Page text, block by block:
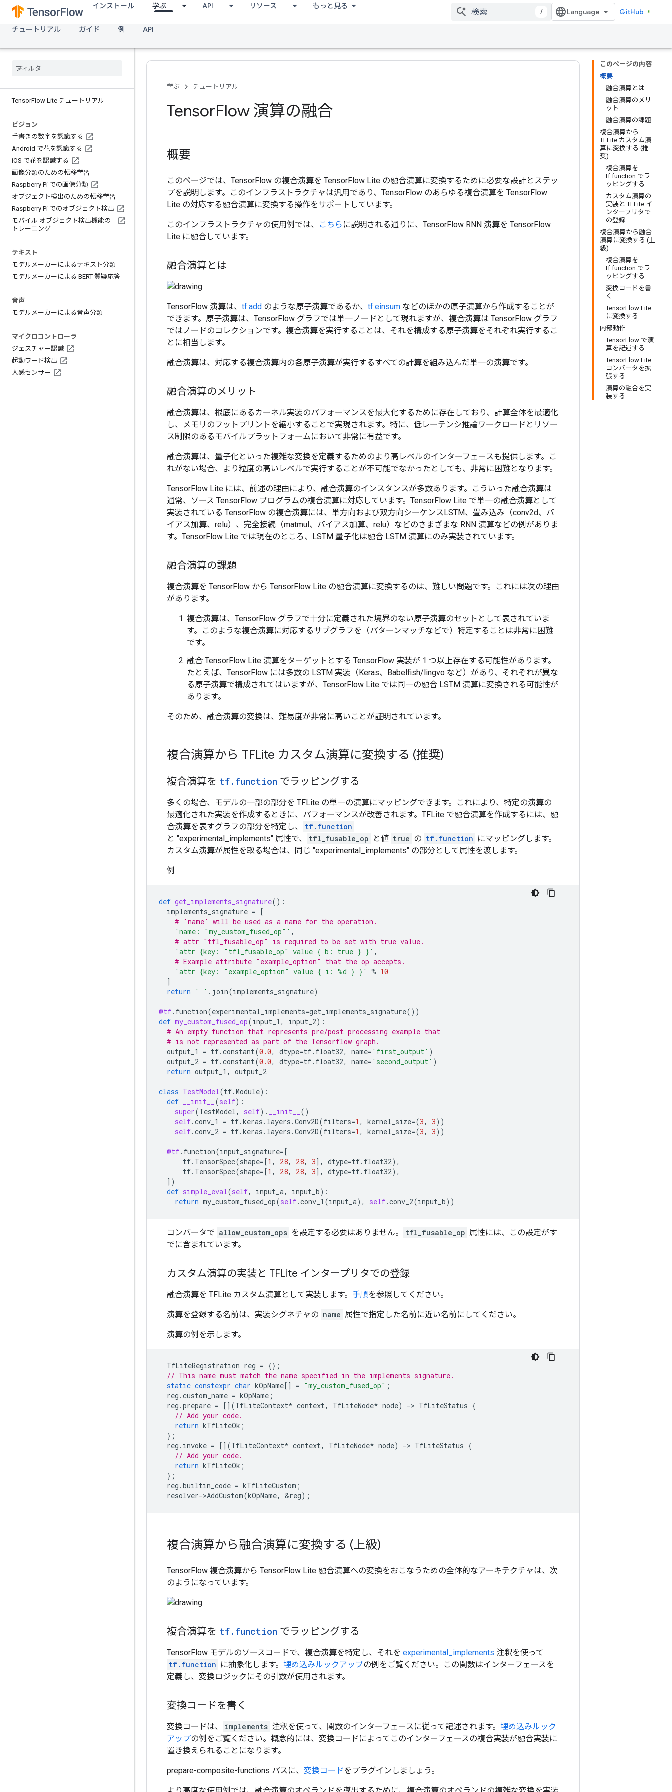
インストール 学ぶ API リソース もっと見る
/
GitHub
チュートリアル
ガイド 例 API
TensorFlow Lite チュートリアル
ビジョン
手書きの数字を認識する
Android で花を認識する
iOS で花を認識する
画像分類のための転移学習
Raspberry Pi での画像分類
オブジェクト検出のための転移学習
Raspberry Pi でのオブジェクト検出
モバイル オブジェクト検出機能の
トレーニング
テキスト
モデルメーカーによるテキスト分類
モデルメーカーによる BERT 質疑応答
音声
モデルメーカーによる音声分類
マイクロコントローラ
ジェスチャー認識
起動ワード検出
人感センサー
このページの内容
概要
融合演算とは
融合演算のメリ
ット
融合演算の課題
複合演算から
TFLite カスタム演
算に変換する (推
奨)
複合演算を
tf.function でラ
ッピングする
カスタム演算の
実装と TFLite イ
ンタープリタで
の登録
複合演算から融合
演算に変換する (上
級)
複合演算を
tf.function でラ
ッピングする
変換コードを書
く
TensorFlow Lite
に変換する
内部動作
TensorFlow で演
算を記述する
TensorFlow Lite
コンバータを拡
張する
演算の融合を実
装する
学ぶ チュートリアル
TensorFlow 演算の融合
概要
このページでは、TensorFlow の複合演算を TensorFlow Lite の融合演算に変換するために必要な設計とステッ
プを説明します。このインフラストラクチャは汎用であり、TensorFlow のあらゆる複合演算を TensorFlow
Lite の対応する融合演算に変換する操作をサポートしています。
このインフラストラクチャの使用例では、 こちら に説明される通りに、TensorFlow RNN 演算を TensorFlow
Lite に融合しています。
融合演算とは
TensorFlow 演算は、 tf.add のような原子演算であるか、 tf.einsum などのほかの原子演算から作成することが
できます。原子演算は、TensorFlow グラフでは単一ノードとして現れますが、複合演算は TensorFlow グラフ
ではノードのコレクションです。複合演算を実行することは、それを構成する原子演算をそれぞれ実行するこ
とに相当します。
融合演算は、対応する複合演算内の各原子演算が実行するすべての計算を組み込んだ単一の演算です。
融合演算のメリット
融合演算は、根底にあるカーネル実装のパフォーマンスを最大化するために存在しており、計算全体を最適化
し、メモリのフットプリントを縮小することで実現されます。特に、低レーテンシ推論ワークロードとリソー
ス制限のあるモバイルプラットフォームにおいて非常に有益です。
融合演算は、量子化といった複雑な変換を定義するためのより高レベルのインターフェースも提供します。こ
れがない場合、より粒度の高いレベルで実行することが不可能でなかったとしても、非常に困難となります。
TensorFlow Lite には、前述の理由により、融合演算のインスタンスが多数あります。こういった融合演算は
通常、ソース TensorFlow プログラムの複合演算に対応しています。TensorFlow Lite で単一の融合演算として
実装されている TensorFlow の複合演算には、単方向および双方向シーケンスLSTM、畳み込み（conv2d、バ
イアス加算、relu）、完全接続（matmul、バイアス加算、relu）などのさまざまな RNN 演算などの例がありま
す。TensorFlow Lite では現在のところ、LSTM 量子化は融合 LSTM 演算にのみ実装されています。
融合演算の課題
複合演算を TensorFlow から TensorFlow Lite の融合演算に変換するのは、難しい問題です。これには次の理由
があります。
複合演算は、TensorFlow グラフで十分に定義された境界のない原子演算のセットとして表されていま
す。このような複合演算に対応するサブグラフを（パターンマッチなどで）特定することは非常に困難
です。
融合 TensorFlow Lite 演算をターゲットとする TensorFlow 実装が 1 つ以上存在する可能性があります。
たとえば、TensorFlow には多数の LSTM 実装（Keras、Babelfish/lingvo など）があり、それぞれが異な
る原子演算で構成されてはいますが、TensorFlow Lite では同一の融合 LSTM 演算に変換される可能性が
あります。
そのため、融合演算の変換は、難易度が非常に高いことが証明されています。
複合演算から TFLite カスタム演算に変換する (推奨)
複合演算を tf. function でラッピングする
多くの場合、モデルの一部の部分を TFLite の単一の演算にマッピングできます。これにより、特定の演算の
最適化された実装を作成するときに、パフォーマンスが改善されます。TFLite で融合演算を作成するには、融
合演算を表すグラフの部分を特定し、
tf.function
と "experimental_implements" 属性で、
tfl_fusable_op と値 true の tf.function にマッピングします。
カスタム演算が属性を取る場合は、同じ "experimental_implements" の部分として属性を渡します。
例
def get_implements_signature():
implements_signature = [
# 'name' will be used as a name for the operation.
'name: "my_custom_fused_op"' ,
# attr "tfl_fusable_op" is required to be set with true value.
'attr {key: "tfl_fusable_op" value { b: true } }' ,
# Example attribute "example_option" that the op accepts.
'attr {key: "example_option" value { i: %d } }' % 10
]
return
' ' . join(implements_signature)
@tf. function(experimental_implements=get_implements_signature())
def my_custom_fused_op(input_1 , input_2):
# An empty function that represents pre/post processing example that
# is not represented as part of the Tensorflow graph.
output_1
= tf.constant(0.0, dtype=tf. float32, name= 'first_output' )
output_2 = tf.constant(0.0, dtype=tf. float32, name= 'second_output' )
return output_1 , output_2
class TestModel(tf.Module):
def
__init__ (self):
super(TestModel, self) . __init__
()
self.conv_1 = tf.keras . layers .Conv2D(filters=1 , kernel_size=(3, 3))
self.conv_2 = tf.keras . layers .Conv2D(filters=1 , kernel_size=(3, 3))
@tf. function(input_signature=[
tf. TensorSpec(shape=[1 , 28, 28, 3], dtype=tf. float32),
tf. TensorSpec(shape=[1 , 28, 28, 3], dtype=tf. float32),
])
def simple_eval(self, input_a, input_b):
return my_custom_fused_op(self.conv_1 (input_a), self.conv_2(input_b))
コンバータで allow_custom_ops を設定する必要はありません。 tfl_fusable_op 属性には、この設定がす
でに含まれています。
カスタム演算の実装と TFLite インタープリタでの登録
融合演算を TFLite カスタム演算として実装します。 手順を参照してください。
演算を登録する名前は、実装シグネチャの name 属性で指定した名前に近い名前にしてください。
演算の例を示します。
TfLiteRegistration reg = {};
// This name must match the name specified in the implements signature.
static constexpr char kOpName[] = "my_custom_fused_op" ;
reg .custom_name = kOpName ;
reg .prepare = [](TfLiteContext* context, TfLiteNode* node) -> TfLiteStatus {
// Add your code.
return kTfLiteOk ;
};
reg . invoke = [](TfLiteContext* context, TfLiteNode* node) -> TfLiteStatus {
// Add your code.
return kTfLiteOk ;
};
reg .builtin_code = kTfLiteCustom ;
resolver->AddCustom(kOpName, &reg);
複合演算から融合演算に変換する (上級)
TensorFlow 複合演算から TensorFlow Lite 融合演算への変換をおこなうための全体的なアーキテクチャは、次
のようになっています。
複合演算を tf. function でラッピングする
TensorFlow モデルのソースコードで、複合演算を特定し、それを experimental_implements 注釈を使って
tf.function に抽象化します。 埋め込みルックアップの例をご覧ください。この関数はインターフェースを
定義し、変換ロジックにその引数が使用されます。
変換コードを書く
変換コードは、 implements 注釈を使って、関数のインターフェースに従って記述されます。 埋め込みルック
アップの例をご覧ください。概念的には、変換コードによってこのインターフェースの複合実装が融合実装に
置き換えられることになります。
prepare-composite-functions パスに、 変換コードをプラグインしましょう。